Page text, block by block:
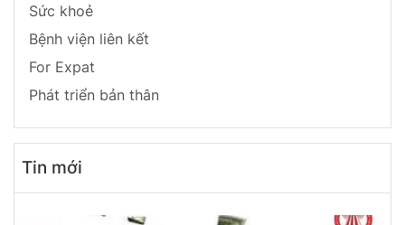
Sức khoẻ
Bệnh viện liên kết
For Expat
Phát triển bản thân
Tin mới